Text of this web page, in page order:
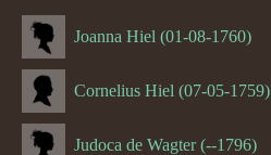
Joanna Hiel (01-08-1760)
Cornelius Hiel (07-05-1759)
Judoca de Wagter (--1796)